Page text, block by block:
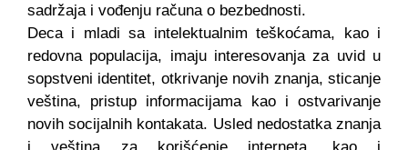
sadržaja i vođenju računa o bezbednosti.
Deca i mladi sa intelektualnim teškoćama, kao i
redovna populacija, imaju interesovanja za uvid u
sopstveni identitet, otkrivanje novih znanja, sticanje
veština, pristup informacijama kao i ostvarivanje
novih socijalnih kontakata. Usled nedostatka znanja